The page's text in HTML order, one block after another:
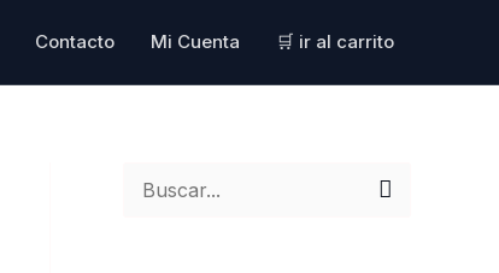
Contacto Mi Cuenta 🛒 ir al carrito